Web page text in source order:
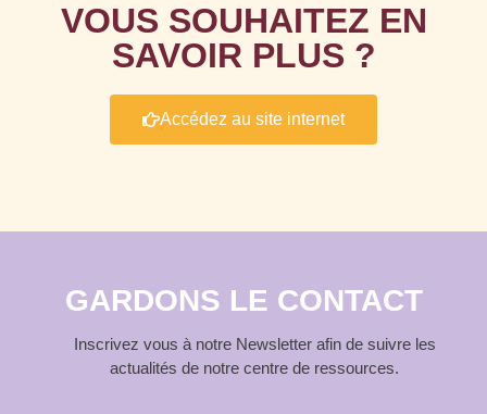
VOUS SOUHAITEZ EN
SAVOIR PLUS ?
Accédez au site internet
GARDONS LE CONTACT
Inscrivez vous à notre Newsletter afin de suivre les
actualités de notre centre de ressources.